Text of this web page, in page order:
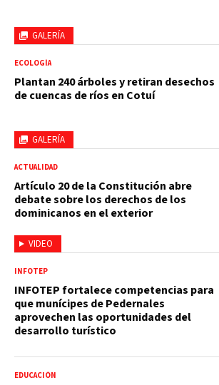
GALERÍA
GALERÍA
ECOLOGÍA
Plantan 240 árboles y retiran desechos
de cuencas de ríos en Cotuí
VIDEO
ACTUALIDAD
Artículo 20 de la Constitución abre
debate sobre los derechos de los
dominicanos en el exterior
INFOTEP
INFOTEP fortalece competencias para
que munícipes de Pedernales
aprovechen las oportunidades del
desarrollo turístico
EDUCACIÓN